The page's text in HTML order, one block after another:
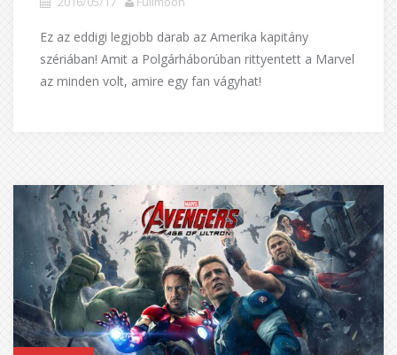
Ez az eddigi legjobb darab az Amerika kapitány
szériában! Amit a Polgárháborúban rittyentett a Marvel
az minden volt, amire egy fan vágyhat!